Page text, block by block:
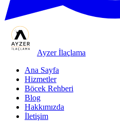
Ayzer İlaçlama
Ana Sayfa
Hizmetler
Böcek Rehberi
Blog
Hakkımızda
İletişim